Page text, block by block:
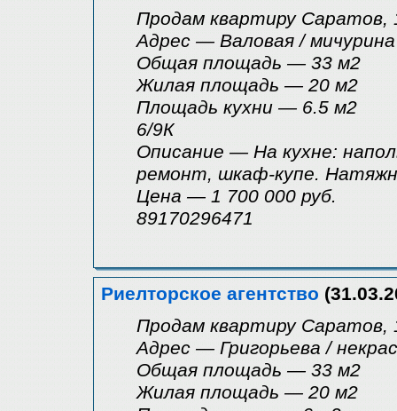
Продам квартиру Саратов,
Адрес — Валовая / мичурина
Общая площадь — 33 м2
Жилая площадь — 20 м2
Площадь кухни — 6.5 м2
6/9К
Описание — На кухне:
ремонт, шкаф-купе.
Цена — 1 700 000 руб.
89170296471
Риелторское агентство
Продам квартиру Саратов,
Адрес — Григорьева /
Общая площадь — 33 м2
Жилая площадь — 20 м2